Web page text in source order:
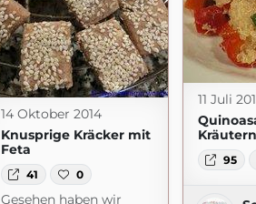
11 Juli
95
14 Oktober 2014
Knusprige Kräcker mit
Feta
41 0
Gesehen haben wir